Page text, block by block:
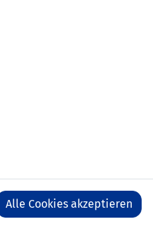
Alle Cookies akzeptieren